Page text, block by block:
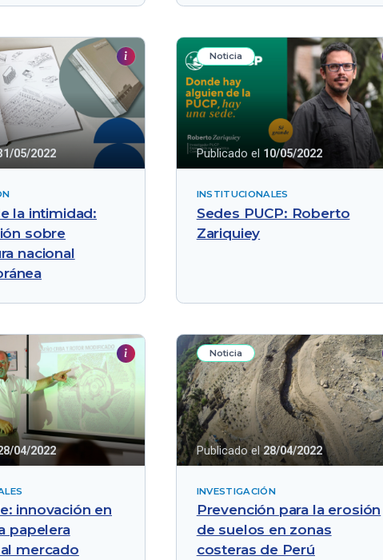
05/2022
la intimidad:
sobre
nacional
Noticia
Publicado el 10/05/2022
INSTITUCIONALES
Sedes PUCP: Roberto
Zariquiey
04/2022
innovación en
papelera
mercado
Noticia
Publicado el28/04/2022
INVESTIGACIÓN
Prevención para la erosión
de suelos en zonas
costeras de Perú